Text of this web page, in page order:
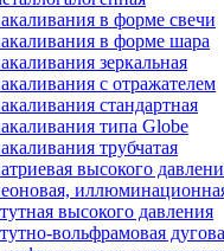
в форме свечи
в форме шара
зеркальная
с отражателем
стандартная
типа Globe
трубчатая
высокого
высокого давления
вольфрамовая